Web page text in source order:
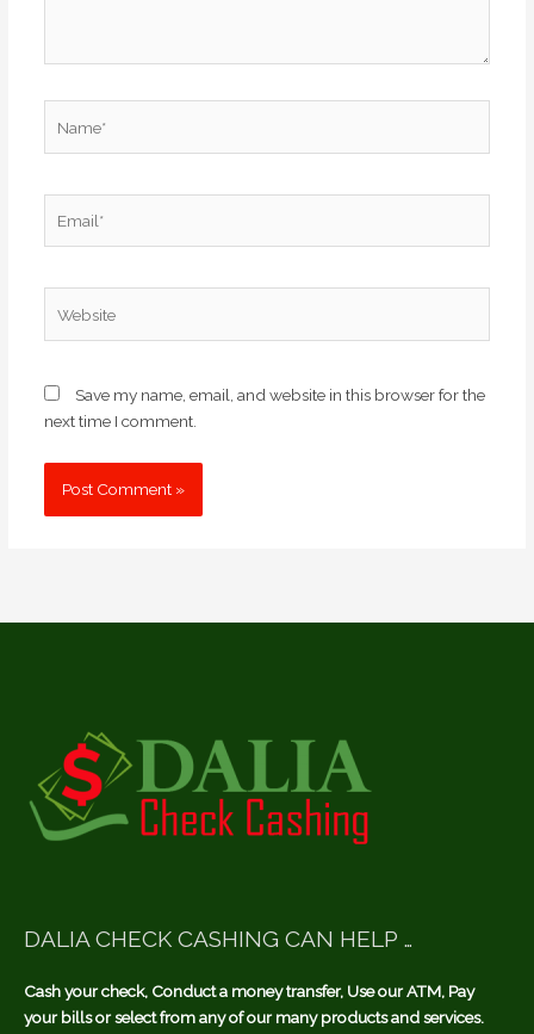
Save my name, email, and website in this browser for the
next time I comment.
DALIA CHECK CASHING CAN HELP …
Cash your check, Conduct a money transfer, Use our ATM, Pay
your bills or select from any of our many products and services.